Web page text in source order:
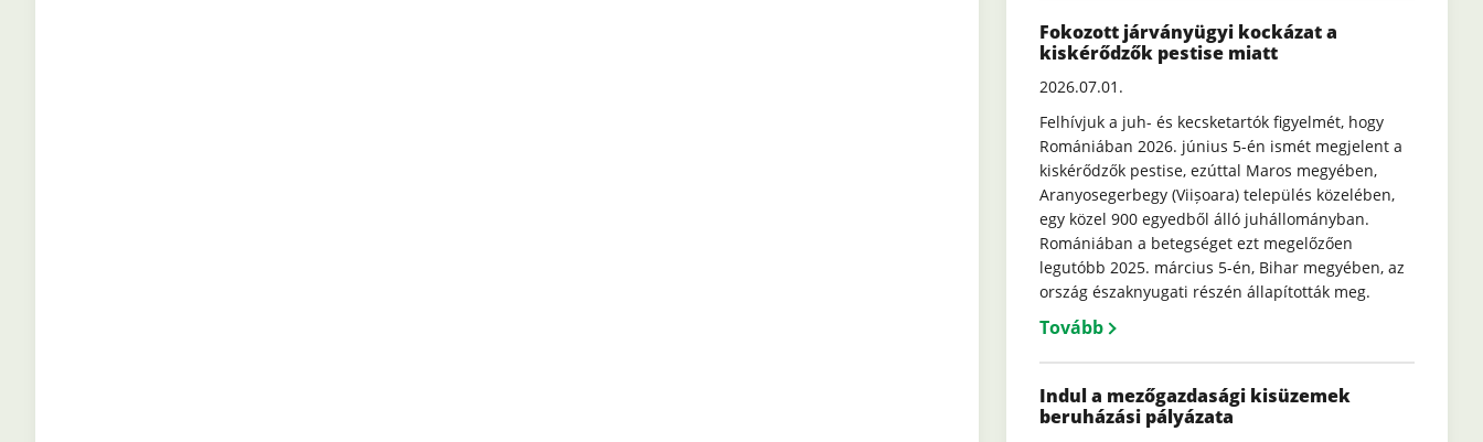
Fokozott járványügyi kockázat a
kiskérődzők pestise miatt
2026.07.01.
Felhívjuk a juh- és kecsketartók figyelmét, hogy
Romániában 2026. június 5-én ismét megjelent a
kiskérődzők pestise, ezúttal Maros megyében,
Aranyosegerbegy (Viișoara) település közelében,
egy közel 900 egyedből álló juhállományban.
Romániában a betegséget ezt megelőzően
legutóbb 2025. március 5-én, Bihar megyében, az
ország északnyugati részén állapították meg.
Tovább
Indul a mezőgazdasági kisüzemek
beruházási pályázata